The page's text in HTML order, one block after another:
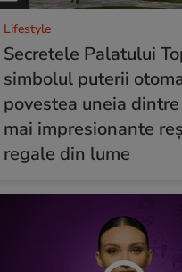
Lifestyle
Secretele Palatului
simbolul puterii
povestea uneia
mai impresionante
regale din lume